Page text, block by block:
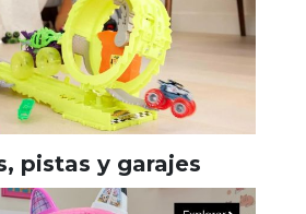
pistas y garajes